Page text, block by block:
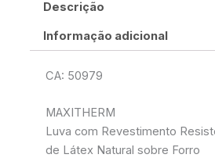
Descrição
Informação adicional
CA: 50979
MAXITHERM
Luva com Revestimento
de Látex Natural sobre Forro